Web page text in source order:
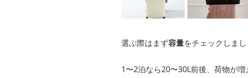
選ぶ際はまず容量をチェックしまし
1〜2泊なら20〜30L前後、荷物が増